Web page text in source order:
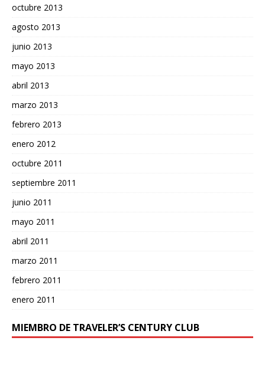
octubre 2013
agosto 2013
junio 2013
mayo 2013
abril 2013
marzo 2013
febrero 2013
enero 2012
octubre 2011
septiembre 2011
junio 2011
mayo 2011
abril 2011
marzo 2011
febrero 2011
enero 2011
MIEMBRO DE TRAVELER’S CENTURY CLUB